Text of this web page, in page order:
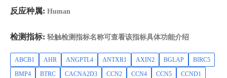
反应种属: Human
检测指标: 轻触检测指标名称可查看该指标具体功能介绍
ABCB1 AHR ANGPTL4 ANTXR1 AXIN2 BGLAP
BIRC5
BMP4
BTRC CACNA2D3 CCN2 CCN4 CCN5
CCND1